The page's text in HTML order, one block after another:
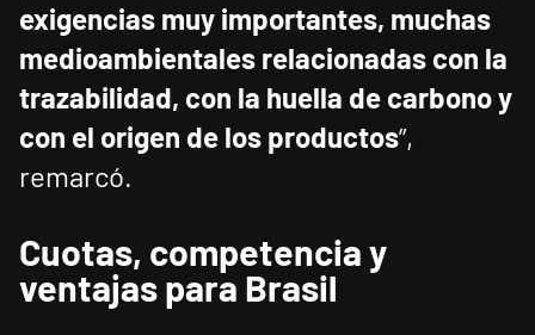
exigencias muy importantes, muchas
medioambientales relacionadas con la
trazabilidad, con la huella de carbono y
con el origen de los productos”,
remarcó.
Cuotas, competencia y
ventajas para Brasil